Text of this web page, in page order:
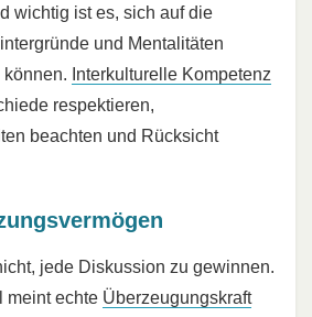
wichtig ist es, sich auf die
und Mentalitäten
Interkulturelle Kompetenz
respektieren,
beachten und Rücksicht
jede Diskussion zu gewinnen.
meint echte Überzeugungskraft